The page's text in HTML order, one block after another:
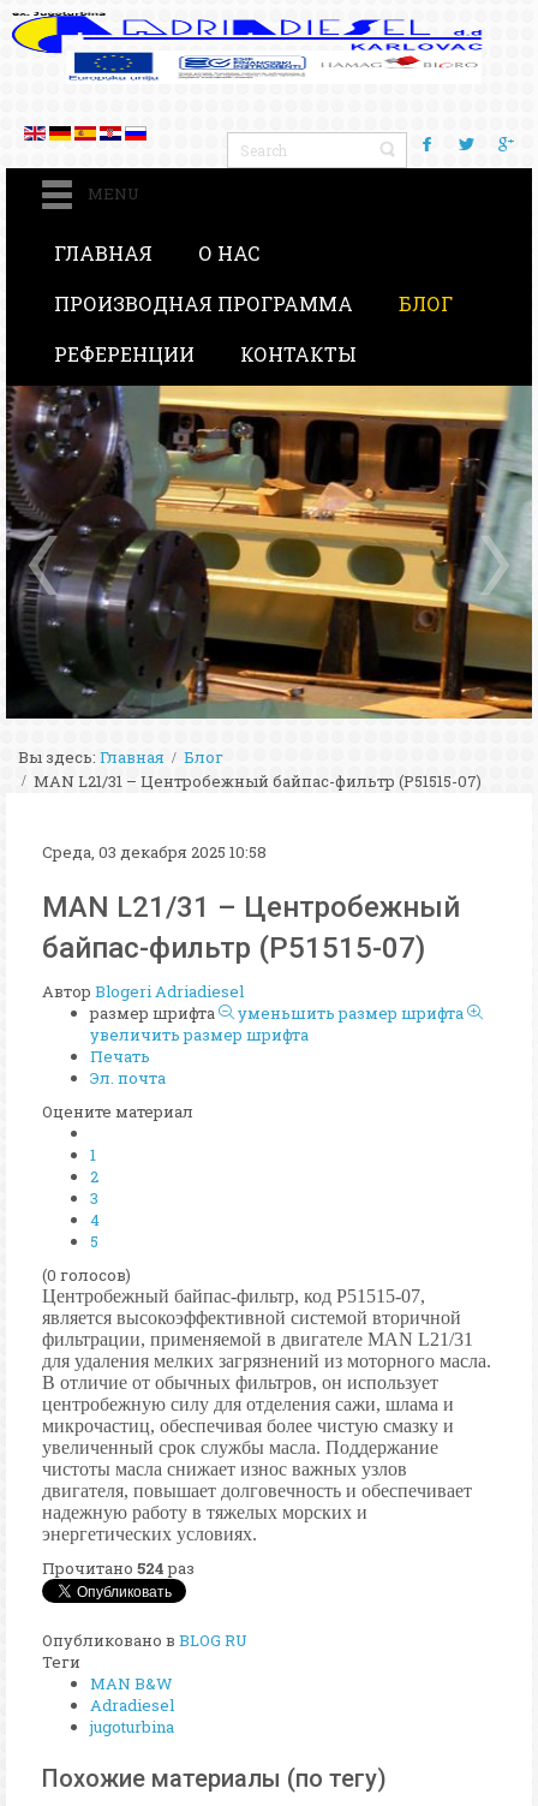
MENU
ГЛАВНАЯ
О НАС
ПРОИЗВОДНАЯ ПРОГРАММА
БЛОГ
РЕФЕРЕНЦИИ
КОНТАКТЫ
Вы здесь: Главная
Блог
MAN L21/31 – Центробежный байпас-фильтр (P51515-07)
Среда, 03 декабря 2025 10:58
MAN L21/31 – Центробежный
байпас-фильтр (P51515-07)
Автор Blogeri Adriadiesel
размер шрифта
уменьшить размер шрифта
увеличить размер шрифта
Печать
Эл. почта
Оцените материал
1
2
3
4
5
(0 голосов)
Центробежный байпас-фильтр, код P51515-07,
является высокоэффективной системой вторичной
фильтрации, применяемой в двигателе MAN L21/31
для удаления мелких загрязнений из моторного масла.
В отличие от обычных фильтров, он использует
центробежную силу для отделения сажи, шлама и
микрочастиц, обеспечивая более чистую смазку и
увеличенный срок службы масла. Поддержание
чистоты масла снижает износ важных узлов
двигателя, повышает долговечность и обеспечивает
надежную работу в тяжелых морских и
энергетических условиях.
Прочитано 524раз
Опубликовано в BLOG RU
Теги
MAN B&W
Adradiesel
jugoturbina
Похожие материалы (по тегу)